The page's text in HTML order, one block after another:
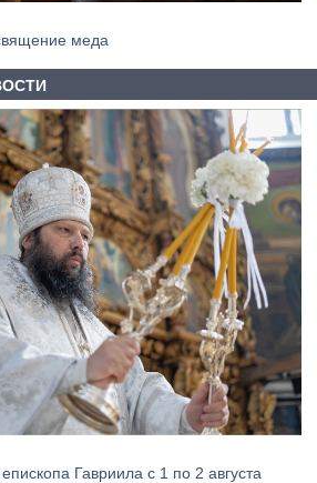
меда
Гавриила с 1 по 2 августа